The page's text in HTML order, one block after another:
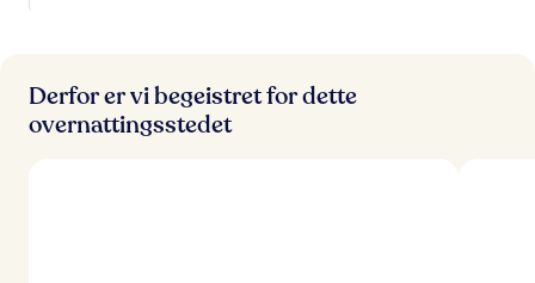
Derfor er vi begeistret for dette
overnattingsstedet